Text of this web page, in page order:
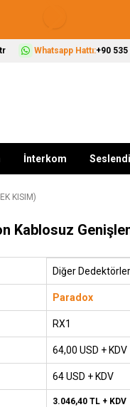
Whatsapp Hattı:+90 535
İnterkom
KISIM)
Kablosuz
Diğer Dedektörler
Paradox
RX1
64,00 USD + KDV
64 USD + KDV
3.046,40 TL + KDV